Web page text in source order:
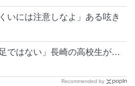
いには注意しなよ」ある呟き
ではない」長崎の高校生が…
Recommended by